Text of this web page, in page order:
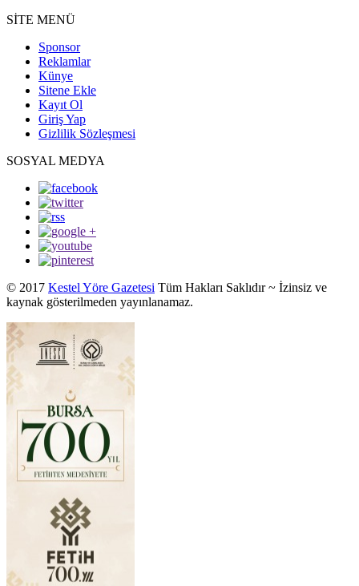
SİTE MENÜ
Sponsor
Reklamlar
Künye
Sitene Ekle
Kayıt Ol
Giriş Yap
Gizlilik Sözleşmesi
SOSYAL MEDYA
© 2017 Kestel Yöre Gazetesi Tüm Hakları Saklıdır ~ İzinsiz ve
kaynak gösterilmeden yayınlanamaz.